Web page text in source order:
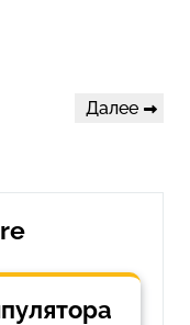
Следующая
Далее